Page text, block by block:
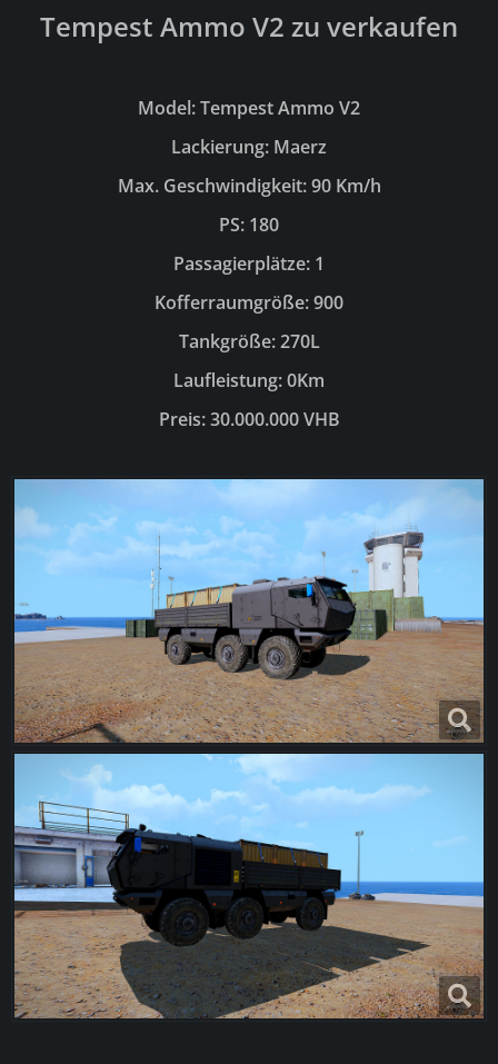
Tempest Ammo V2 zu verkaufen
Model: Tempest Ammo V2
Lackierung: Maerz
Max. Geschwindigkeit: 90 Km/h
PS: 180
Passagierplätze: 1
Kofferraumgröße: 900
Tankgröße: 270L
Laufleistung: 0Km
Preis: 30.000.000 VHB